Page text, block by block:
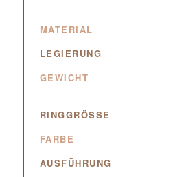
MATERIAL
LEGIERUNG
GEWICHT
RINGGRÖSSE
FARBE
AUSFÜHRUNG